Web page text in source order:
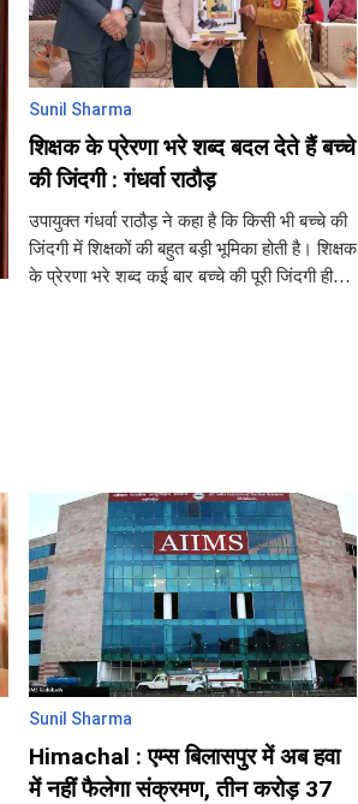
Sunil Sharma
शिक्षक के प्रेरणा भरे शब्द बदल देते हैं बच्चे
की जिंदगी : गंधर्वा राठौड़
उपायुक्त गंधर्वा राठौड़ ने कहा है कि किसी भी बच्चे की
जिंदगी में शिक्षकों की बहुत बड़ी भूमिका होती है। शिक्षक
के प्रेरणा भरे शब्द कई बार बच्चे की पूरी जिंदगी ही
Sunil Sharma
Himachal : एम्स बिलासपुर में अब हवा
में नहीं फैलेगा संक्रमण, तीन करोड़ 37